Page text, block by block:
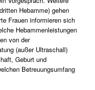
Hebamme) gehen
Frauen informieren sich
Hebammenleistungen
von der
(außer Ultraschall)
Geburt und
Betreuungsumfang